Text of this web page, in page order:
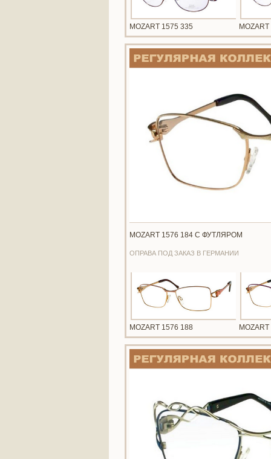
MOZART 1575 335
MOZART 1576 184 С ФУТЛЯРОМ
ОПРАВА ПОД ЗАКАЗ В ГЕРМАНИИ
MOZART 1576 188